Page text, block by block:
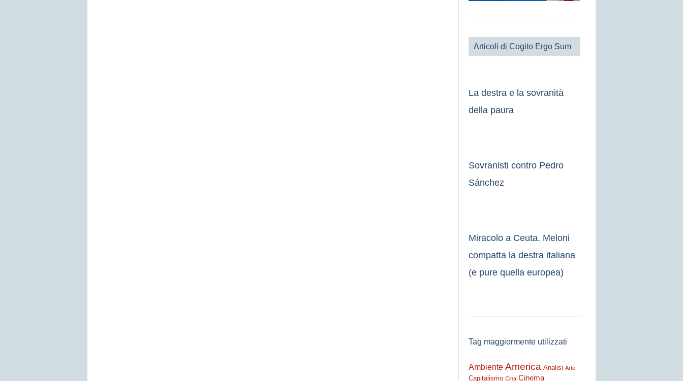
Articoli di Cogito Ergo Sum
La destra e la sovranità
della paura
Sovranisti contro Pedro
Sánchez
Miracolo a Ceuta. Meloni
compatta la destra italiana
(e pure quella europea)
Tag maggiormente utilizzati
Ambiente America Analisi Arte
Capitalismo Cina Cinema